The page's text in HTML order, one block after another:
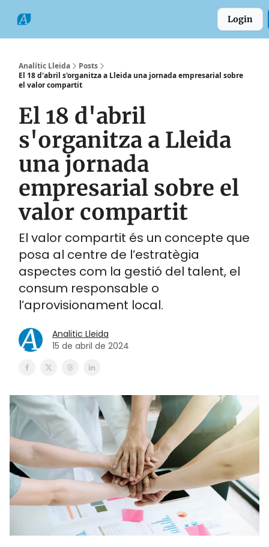
Login
Analític Lleida
Posts
El 18 d'abril s'organitza a Lleida una jornada empresarial sobre
el valor compartit
El 18 d'abril
s'organitza a Lleida
una jornada
empresarial sobre el
valor compartit
El valor compartit és un concepte que
posa al centre de l’estratègia
aspectes com la gestió del talent, el
consum responsable o
l’aprovisionament local.
Analitic Lleida
15 de abril de 2024